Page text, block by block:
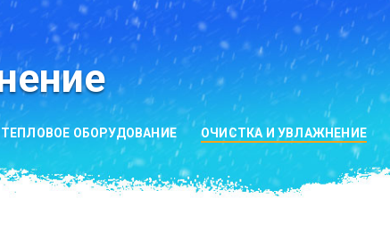
ТЕПЛОВОЕ ОБОРУДОВАНИЕ ОЧИСТКА И УВЛАЖНЕНИЕ